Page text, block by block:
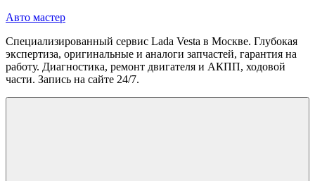
Перейти
содержимому
Авто мастер
Специализированный сервис Lada Vesta в Москве. Глубокая
экспертиза, оригинальные и аналоги запчастей, гарантия на
работу. Диагностика, ремонт двигателя и АКПП, ходовой
части. Запись на сайте 24/7.